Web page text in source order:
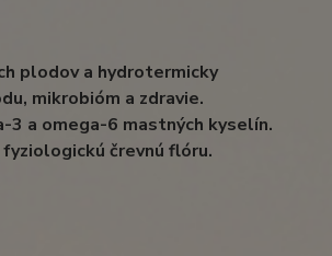
plodov a hydrotermicky
mikrobióm a zdravie.
3 a omega-6 mastných kyselín.
črevnú flóru.